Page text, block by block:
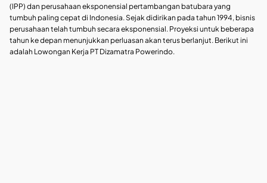
(IPP) dan perusahaan eksponensial pertambangan batubara yang
tumbuh paling cepat di Indonesia. Sejak didirikan pada tahun 1994, bisnis
perusahaan telah tumbuh secara eksponensial. Proyeksi untuk beberapa
tahun ke depan menunjukkan perluasan akan terus berlanjut. Berikut ini
adalah Lowongan Kerja PT Dizamatra Powerindo.